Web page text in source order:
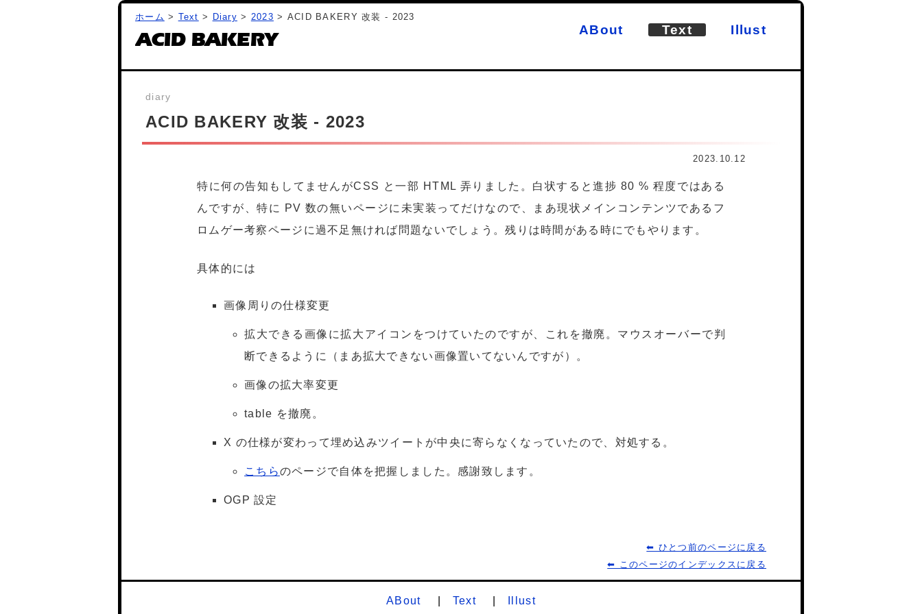
ホーム > Text > Diary > 2023 > ACID BAKERY 改装 - 2023
ACID BAKERY
ABout Text Illust
ACID BAKERY 改装 - 2023
2023.10.12
特に何の告知もしてませんがCSS と一部 HTML 弄りました。白状すると進捗 80 % 程度ではある
んですが、特に PV 数の無いページに未実装ってだけなので、まあ現状メインコンテンツであるフ
ロムゲー考察ページに過不足無ければ問題ないでしょう。残りは時間がある時にでもやります。
具体的には
画像周りの仕様変更
拡大できる画像に拡大アイコンをつけていたのですが、これを撤廃。マウスオーバーで判
断できるように（まあ拡大できない画像置いてないんですが）。
画像の拡大率変更
table を撤廃。
X の仕様が変わって埋め込みツイートが中央に寄らなくなっていたので、対処する。
こちらのページで自体を把握しました。感謝致します。
OGP 設定
⬅ ひとつ前のページに戻る
⬅ このページのインデックスに戻る
ABout Text Illust